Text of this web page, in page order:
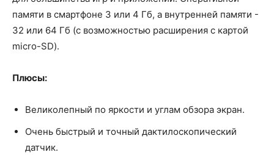
памяти в смартфоне 3 или 4 Гб, а внутренней памяти -
32 или 64 Гб (с возможностью расширения с картой
micro-SD).
Плюсы:
Великолепный по яркости и углам обзора экран.
Очень быстрый и точный дактилоскопический
датчик.